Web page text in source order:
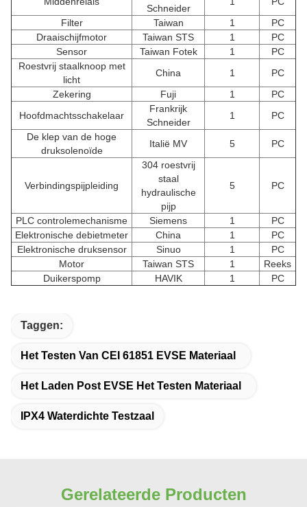
Schneider
Filter
Taiwan 1
PC
Draaischijfmotor
Taiwan STS 1
PC
Sensor
Taiwan Fotek 1
PC
Roestvrij staalknoop met
licht
China 1
PC
Zekering
Fuji 1
PC
Hoofdmachtsschakelaar
Frankrijk
Schneider
1
PC
De klep van de hoge
druksolenoïde
Italië MV 5 PC
Verbindingspijpleiding
304 roestvrij
staal
hydraulische
pijp
5 PC
PLC controlemechanisme Siemens 1
PC
Elektronische debietmeter
China 1
PC
Elektronische druksensor
Sinuo 1
PC
Motor
Taiwan STS 1
Reeks
Duikerspomp
HAVIK 1 PC
Taggen:
Het Testen Van CEI 61851 EVSE Materiaal
Het Laden Post EVSE Het Testen Materiaal
IPX4 Waterdichte Testzaal
Gerelateerde Producten